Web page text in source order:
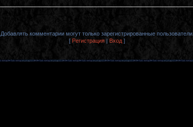
Добавлять комментарии могут только зарегистрированные пользователи.
[ Регистрация | Вход ]